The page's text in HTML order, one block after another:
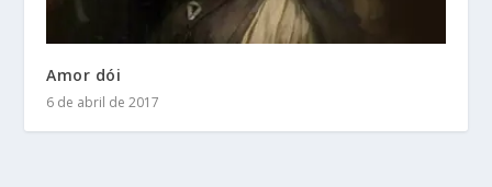
Amor dói
6 de abril de 2017